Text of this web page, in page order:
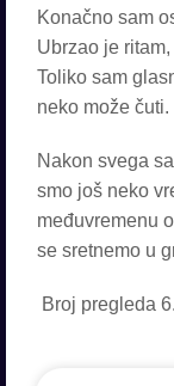
Konačno sam
Ubrzao je
Toliko sam
neko može
Nakon svega
smo još neko
međuvremenu
se sretnemo u
Broj pregleda